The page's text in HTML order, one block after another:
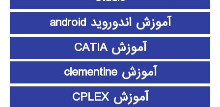
آموزش اندوروید android
آموزش CATIA
آموزش clementine
آموزش CPLEX